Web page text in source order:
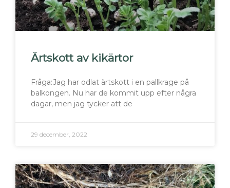
Ärtskott av kikärtor
Fråga:Jag har odlat ärtskott i en pallkrage på
balkongen. Nu har de kommit upp efter några
dagar, men jag tycker att de
29 december, 2022